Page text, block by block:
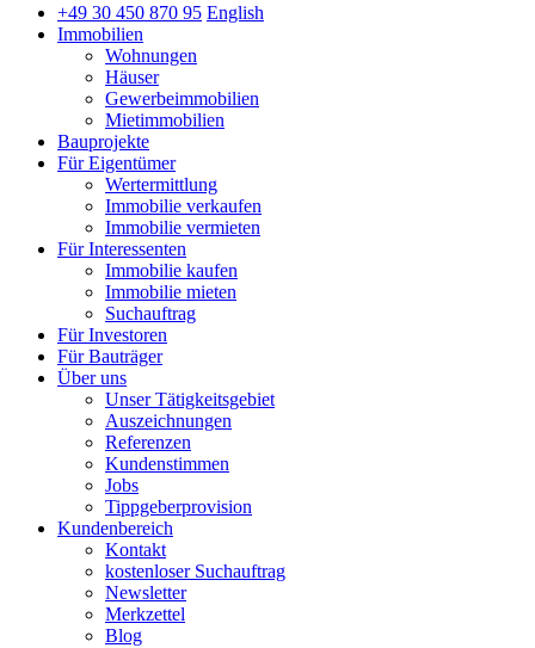
+49 30 450 870 95 English
Immobilien
Wohnungen
Häuser
Gewerbeimmobilien
Mietimmobilien
Bauprojekte
Für Eigentümer
Wertermittlung
Immobilie verkaufen
Immobilie vermieten
Für Interessenten
Immobilie kaufen
Immobilie mieten
Suchauftrag
Für Investoren
Für Bauträger
Über uns
Unser Tätigkeitsgebiet
Auszeichnungen
Referenzen
Kundenstimmen
Jobs
Tippgeberprovision
Kundenbereich
Kontakt
kostenloser Suchauftrag
Newsletter
Merkzettel
Blog